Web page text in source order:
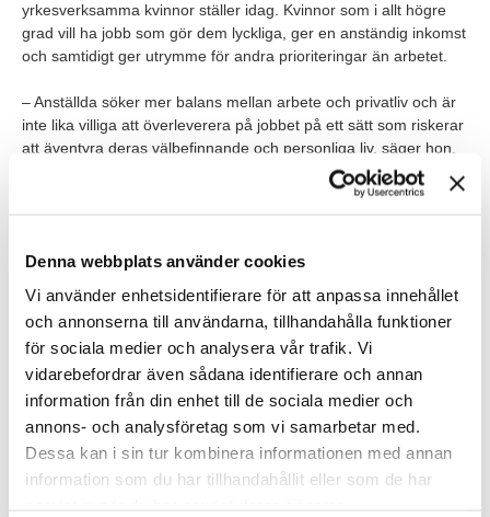
Denna webbplats använder cookies
Vi använder enhetsidentifierare för att anpassa innehållet
och annonserna till användarna, tillhandahålla funktioner
för sociala medier och analysera vår trafik. Vi
vidarebefordrar även sådana identifierare och annan
information från din enhet till de sociala medier och
annons- och analysföretag som vi samarbetar med.
Dessa kan i sin tur kombinera informationen med annan
information som du har tillhandahållit eller som de har
yrkesverksamma kvinnor ställer idag. Kvinnor som i allt högre
grad vill ha jobb som gör dem lyckliga, ger en anständig inkomst
och samtidigt ger utrymme för andra prioriteringar än arbetet.
– Anställda söker mer balans mellan arbete och privatliv och är
inte lika villiga att överleverera på jobbet på ett sätt som riskerar
att äventyra deras välbefinnande och personliga liv, säger hon.
En verklighet som bekräftas av data från TNG:s senaste
och fritid är en viktig faktor för dem i valet av ny arbetsgivare.
Tittar man på hur jobbsökare under 35 år svarat rankar 48 % av
de manliga respondenterna work-life balance som viktigt.
Motsvarande siffra bland kvinnor under 35 år? 80 %!
4 snabba chefstips! Så leder du Gen Z
Erbjud flexibilitet. Gen Z lägger stor vikt vid att ha
bra work-life balance. Därför attraheras de av att
jobba remote eller hybrid och ha flexibla arbetstider i